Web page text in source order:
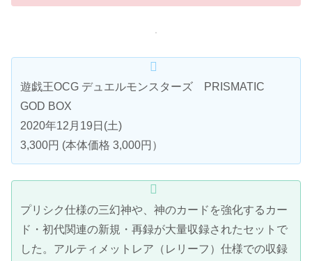
遊戯王OCG デュエルモンスターズ PRISMATIC
GOD BOX
2020年12月19日(土)
3,300円 (本体価格 3,000円）
プリシク仕様の三幻神や、神のカードを強化するカー
ド・初代関連の新規・再録が大量収録されたセットで
した。アルティメットレア（レリーフ）仕様での収録